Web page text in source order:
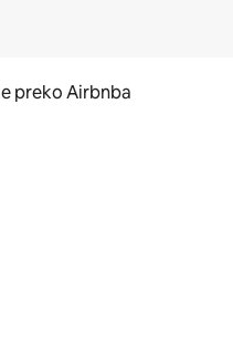
preko Airbnba